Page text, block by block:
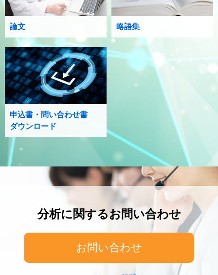
論文 略語集
申込書・問い合わせ書
ダウンロード
分析に関するお問い合わせ
お問い合わせ